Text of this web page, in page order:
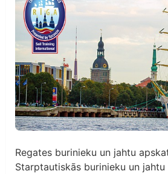
Regates burinieku un jahtu
Starptautiskās burinieku un jahtu